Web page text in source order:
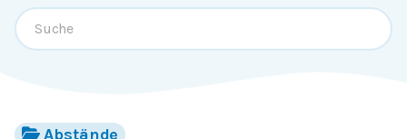
Abstände